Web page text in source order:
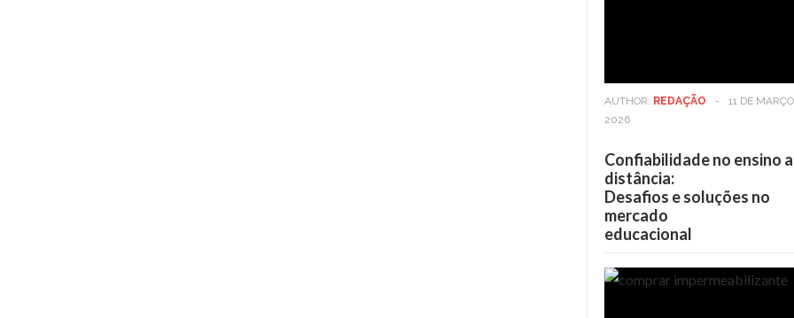
AUTHOR: REDAÇÃO -
11 DE
2026
Confiabilidade no ensino a
distância:
Desafios e soluções no
mercado
educacional